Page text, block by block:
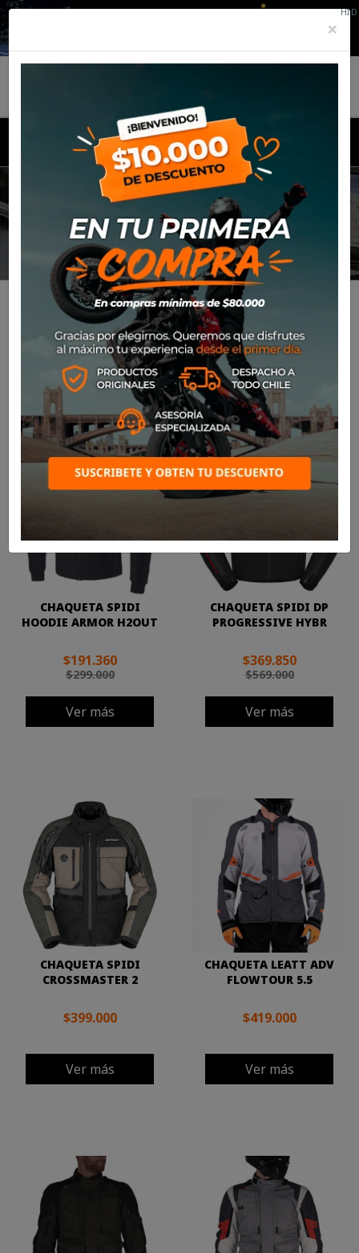
MENU
Productos Equipamiento Para el piloto
Chaquetas
CHAQUETAS
Más nuevos
Mostrando 1-24 de 129 artículo(s)
CHAQUETA SPIDI
HOODIE ARMOR H2OUT
$299.000
$191.360
Ver más
-36%
CHAQUETA SPIDI DP
PROGRESSIVE HYBR
$569.000
$369.850
Ver más
-35%
CHAQUETA SPIDI
CROSSMASTER 2
$399.000
Ver más
CHAQUETA LEATT ADV
FLOWTOUR 5.5
$419.000
Ver más
×